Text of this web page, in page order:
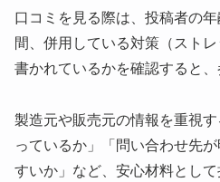
口コミを見る際は、投稿者の
間、併用している対策（スト
書かれているかを確認すると、
製造元や販売元の情報を重視
っているか」「問い合わせ先
すいか」など、安心材料とし